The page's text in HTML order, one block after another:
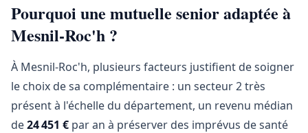
Pourquoi une mutuelle senior adaptée à
Mesnil-Roc'h ?
À Mesnil-Roc'h, plusieurs facteurs justifient de soigner
le choix de sa complémentaire : un secteur 2 très
présent à l'échelle du département, un revenu médian
de24 451 € par an à préserver des imprévus de santé